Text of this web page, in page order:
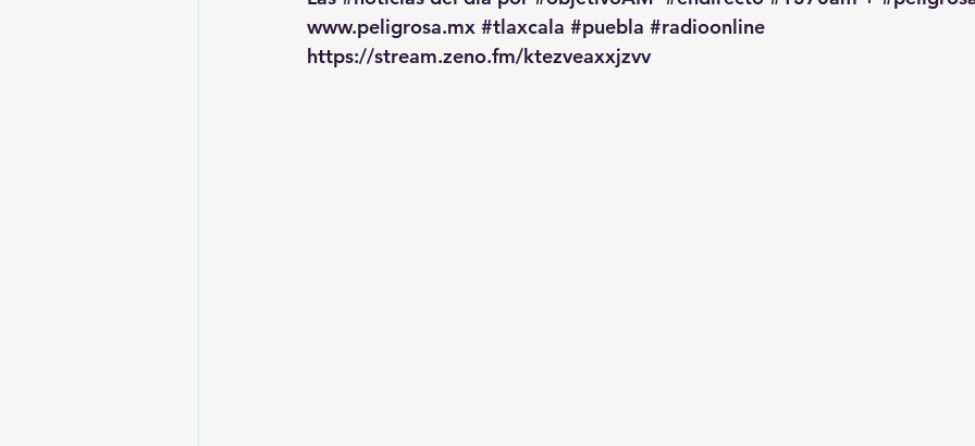
www.peligrosa.mx #tlaxcala #puebla #radioonline
https://stream.zeno.fm/ktezveaxxjzvv